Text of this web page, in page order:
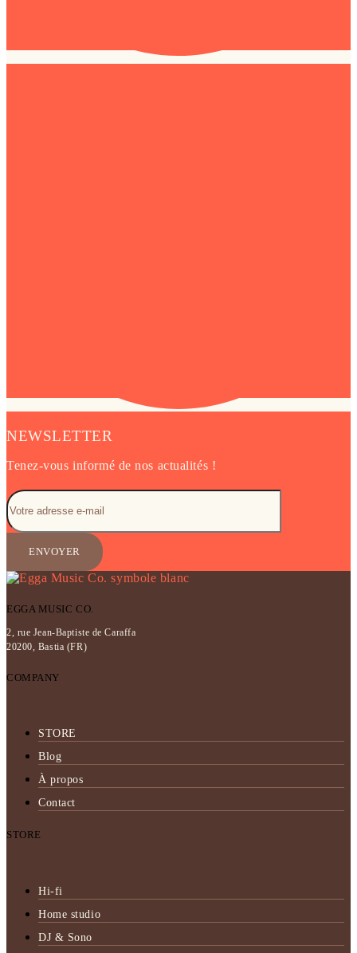
NEWSLETTER
Tenez-vous informé de nos actualités !
EGGA MUSIC CO.
2, rue Jean-Baptiste de Caraffa
20200, Bastia (FR)
COMPANY
STORE
Blog
À propos
Contact
STORE
Hi-fi
Home studio
DJ & Sono